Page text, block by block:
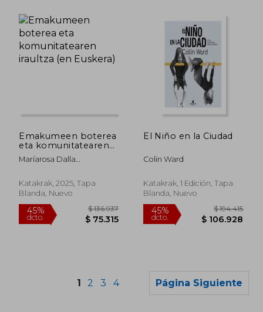
45% $ 148.492 45%
dcto.
Emakumeen boterea
eta komunitatearen
iraultza (en Euskera)
Maríarosa Dalla
Federici
Katakrak, 2025, Tapa
Blanda, Nuevo
El Niño en la Ciudad
Colin Ward
Katakrak, 1 Edición, Tapa
Blanda, Nuevo
1 2 3 4 Página Siguiente